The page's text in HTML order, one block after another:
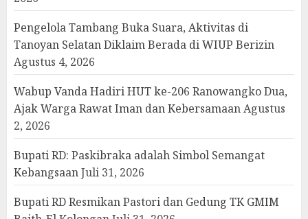
Pengelola Tambang Buka Suara, Aktivitas di
Tanoyan Selatan Diklaim Berada di WIUP Berizin
Agustus 4, 2026
Wabup Vanda Hadiri HUT ke-206 Ranowangko Dua,
Ajak Warga Rawat Iman dan KebersamaanAgustus
2, 2026
Bupati RD: Paskibraka adalah Simbol Semangat
KebangsaanJuli 31, 2026
Bupati RD Resmikan Pastori dan Gedung TK GMIM